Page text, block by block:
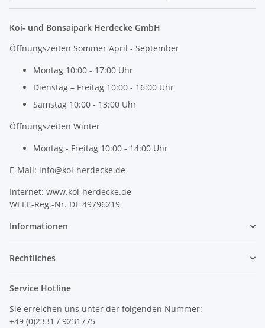
Koi- und Bonsaipark Herdecke GmbH
Öffnungszeiten Sommer April - September
Montag 10:00 - 17:00 Uhr
Dienstag – Freitag 10:00 - 16:00 Uhr
Samstag 10:00 - 13:00 Uhr
Öffnungszeiten Winter
Montag - Freitag 10:00 - 14:00 Uhr
E-Mail: info@koi-herdecke.de
Internet: www.koi-herdecke.de
WEEE-Reg.-Nr. DE 49796219
Informationen
Rechtliches
Service Hotline
Sie erreichen uns unter der folgenden Nummer:
+49 (0)2331 / 9231775